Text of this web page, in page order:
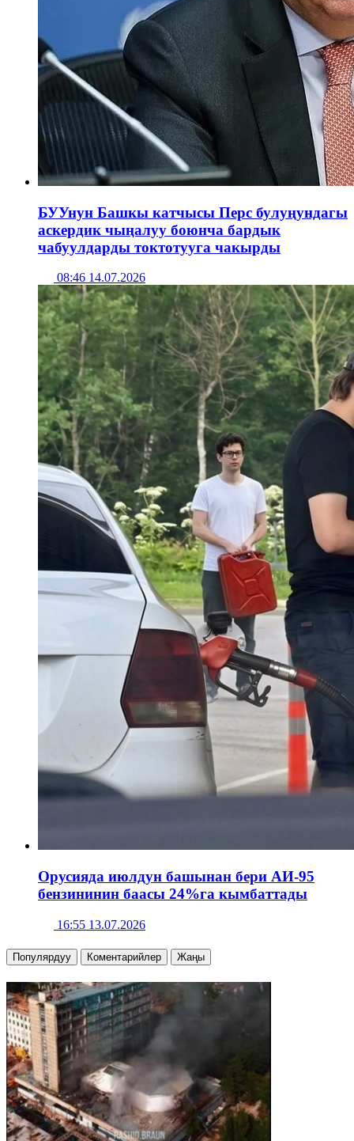
БУУнун Башкы катчысы Перс булуңундагы
аскердик чыңалуу боюнча бардык
чабуулдарды токтотууга чакырды
08:46 14.07.2026
Орусияда июлдун башынан бери АИ-95
бензининин баасы 24%га кымбаттады
16:55 13.07.2026
Популярдуу Коментарийлер Жаңы